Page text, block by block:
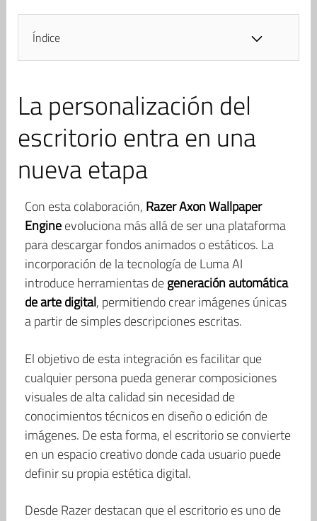
Índice
La personalización del
escritorio entra en una
nueva etapa
Con esta colaboración, Razer Axon Wallpaper
Engineevoluciona más allá de ser una plataforma
para descargar fondos animados o estáticos. La
incorporación de la tecnología de Luma AI
introduce herramientas degeneración automática
de arte digital, permitiendo crear imágenes únicas
a partir de simples descripciones escritas.
El objetivo de esta integración es facilitar que
cualquier persona pueda generar composiciones
visuales de alta calidad sin necesidad de
conocimientos técnicos en diseño o edición de
imágenes. De esta forma, el escritorio se convierte
en un espacio creativo donde cada usuario puede
definir su propia estética digital.
Desde Razer destacan que el escritorio es uno de